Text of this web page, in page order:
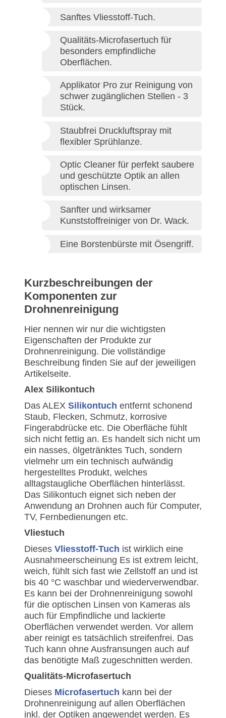
Sanftes Vliesstoff-Tuch.
Qualitäts-Microfasertuch für
besonders empfindliche
Oberflächen.
Applikator Pro zur Reinigung von
schwer zugänglichen Stellen - 3
Stück.
Staubfrei Druckluftspray mit
flexibler Sprühlanze.
Optic Cleaner für perfekt saubere
und geschützte Optik an allen
optischen Linsen.
Sanfter und wirksamer
Kunststoffreiniger von Dr. Wack.
Eine Borstenbürste mit Ösengriff.
Kurzbeschreibungen der
Komponenten zur
Drohnenreinigung
Hier nennen wir nur die wichtigsten
Eigenschaften der Produkte zur
Drohnenreinigung. Die vollständige
Beschreibung finden Sie auf der jeweiligen
Artikelseite.
Alex Silikontuch
Das ALEX Silikontuch entfernt schonend
Staub, Flecken, Schmutz, korrosive
Fingerabdrücke etc. Die Oberfläche fühlt
sich nicht fettig an. Es handelt sich nicht um
ein nasses, ölgetränktes Tuch, sondern
vielmehr um ein technisch aufwändig
hergestelltes Produkt, welches
alltagstaugliche Oberflächen hinterlässt.
Das Silikontuch eignet sich neben der
Anwendung an Drohnen auch für Computer,
TV, Fernbedienungen etc.
Vliestuch
Dieses Vliesstoff-Tuch ist wirklich eine
Ausnahmeerscheinung Es ist extrem leicht,
weich, fühlt sich fast wie Zellstoff an und ist
bis 40 °C waschbar und wiederverwendbar.
Es kann bei der Drohnenreinigung sowohl
für die optischen Linsen von Kameras als
auch für Empfindliche und lackierte
Oberflächen verwendet werden. Vor allem
aber reinigt es tatsächlich streifenfrei. Das
Tuch kann ohne Ausfransungen auch auf
das benötigte Maß zugeschnitten werden.
Qualitäts-Microfasertuch
Dieses Microfasertuch kann bei der
Drohnenreinigung auf allen Oberflächen
inkl. der Optiken angewendet werden. Es